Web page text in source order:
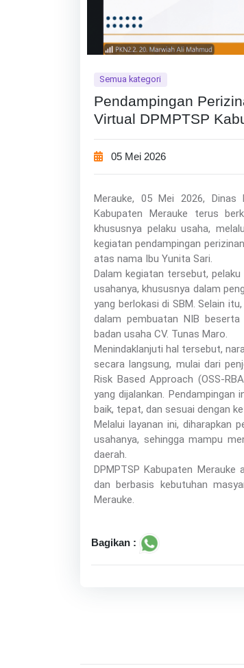
Semua kategori
Pendampingan
Virtual DPMPTSP
05 Mei 2026
Merauke, 05 Mei 2026, Dinas
Kabupaten Merauke terus
khususnya pelaku usaha,
kegiatan pendampingan
atas nama Ibu Yunita Sari.
Dalam kegiatan tersebut,
usahanya, khususnya dalam
yang berlokasi di SBM. Selain
dalam pembuatan NIB
badan usaha CV. Tunas Maro.
Menindaklanjuti hal tersebut,
secara langsung, mulai dari
Risk Based Approach (OSS-
yang dijalankan.
baik, tepat, dan sesuai dengan
Melalui layanan ini, diharapkan
usahanya, sehingga mampu
daerah.
DPMPTSP Kabupaten
dan berbasis kebutuhan
Merauke.
Bagikan :